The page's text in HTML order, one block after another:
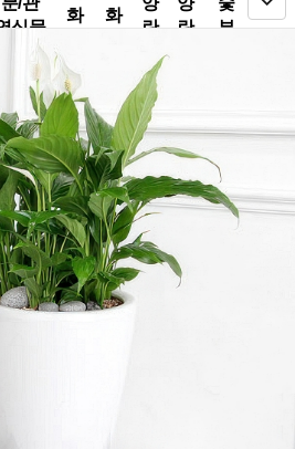
식물
화
화
란
란
부